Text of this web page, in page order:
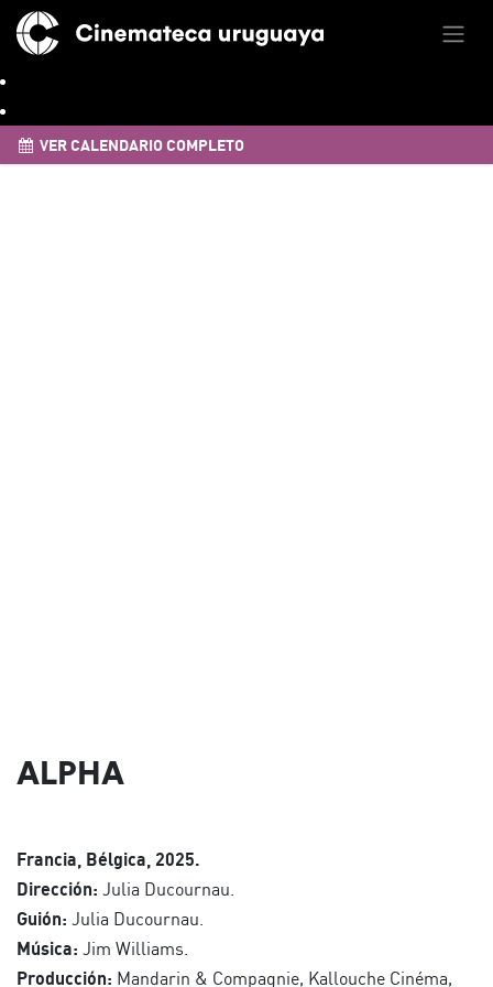
VER CALENDARIO COMPLETO
ALPHA
Francia, Bélgica, 2025.
Dirección: Julia Ducournau.
Guión: Julia Ducournau.
Música: Jim Williams.
Producción: Mandarin & Compagnie, Kallouche Cinéma,